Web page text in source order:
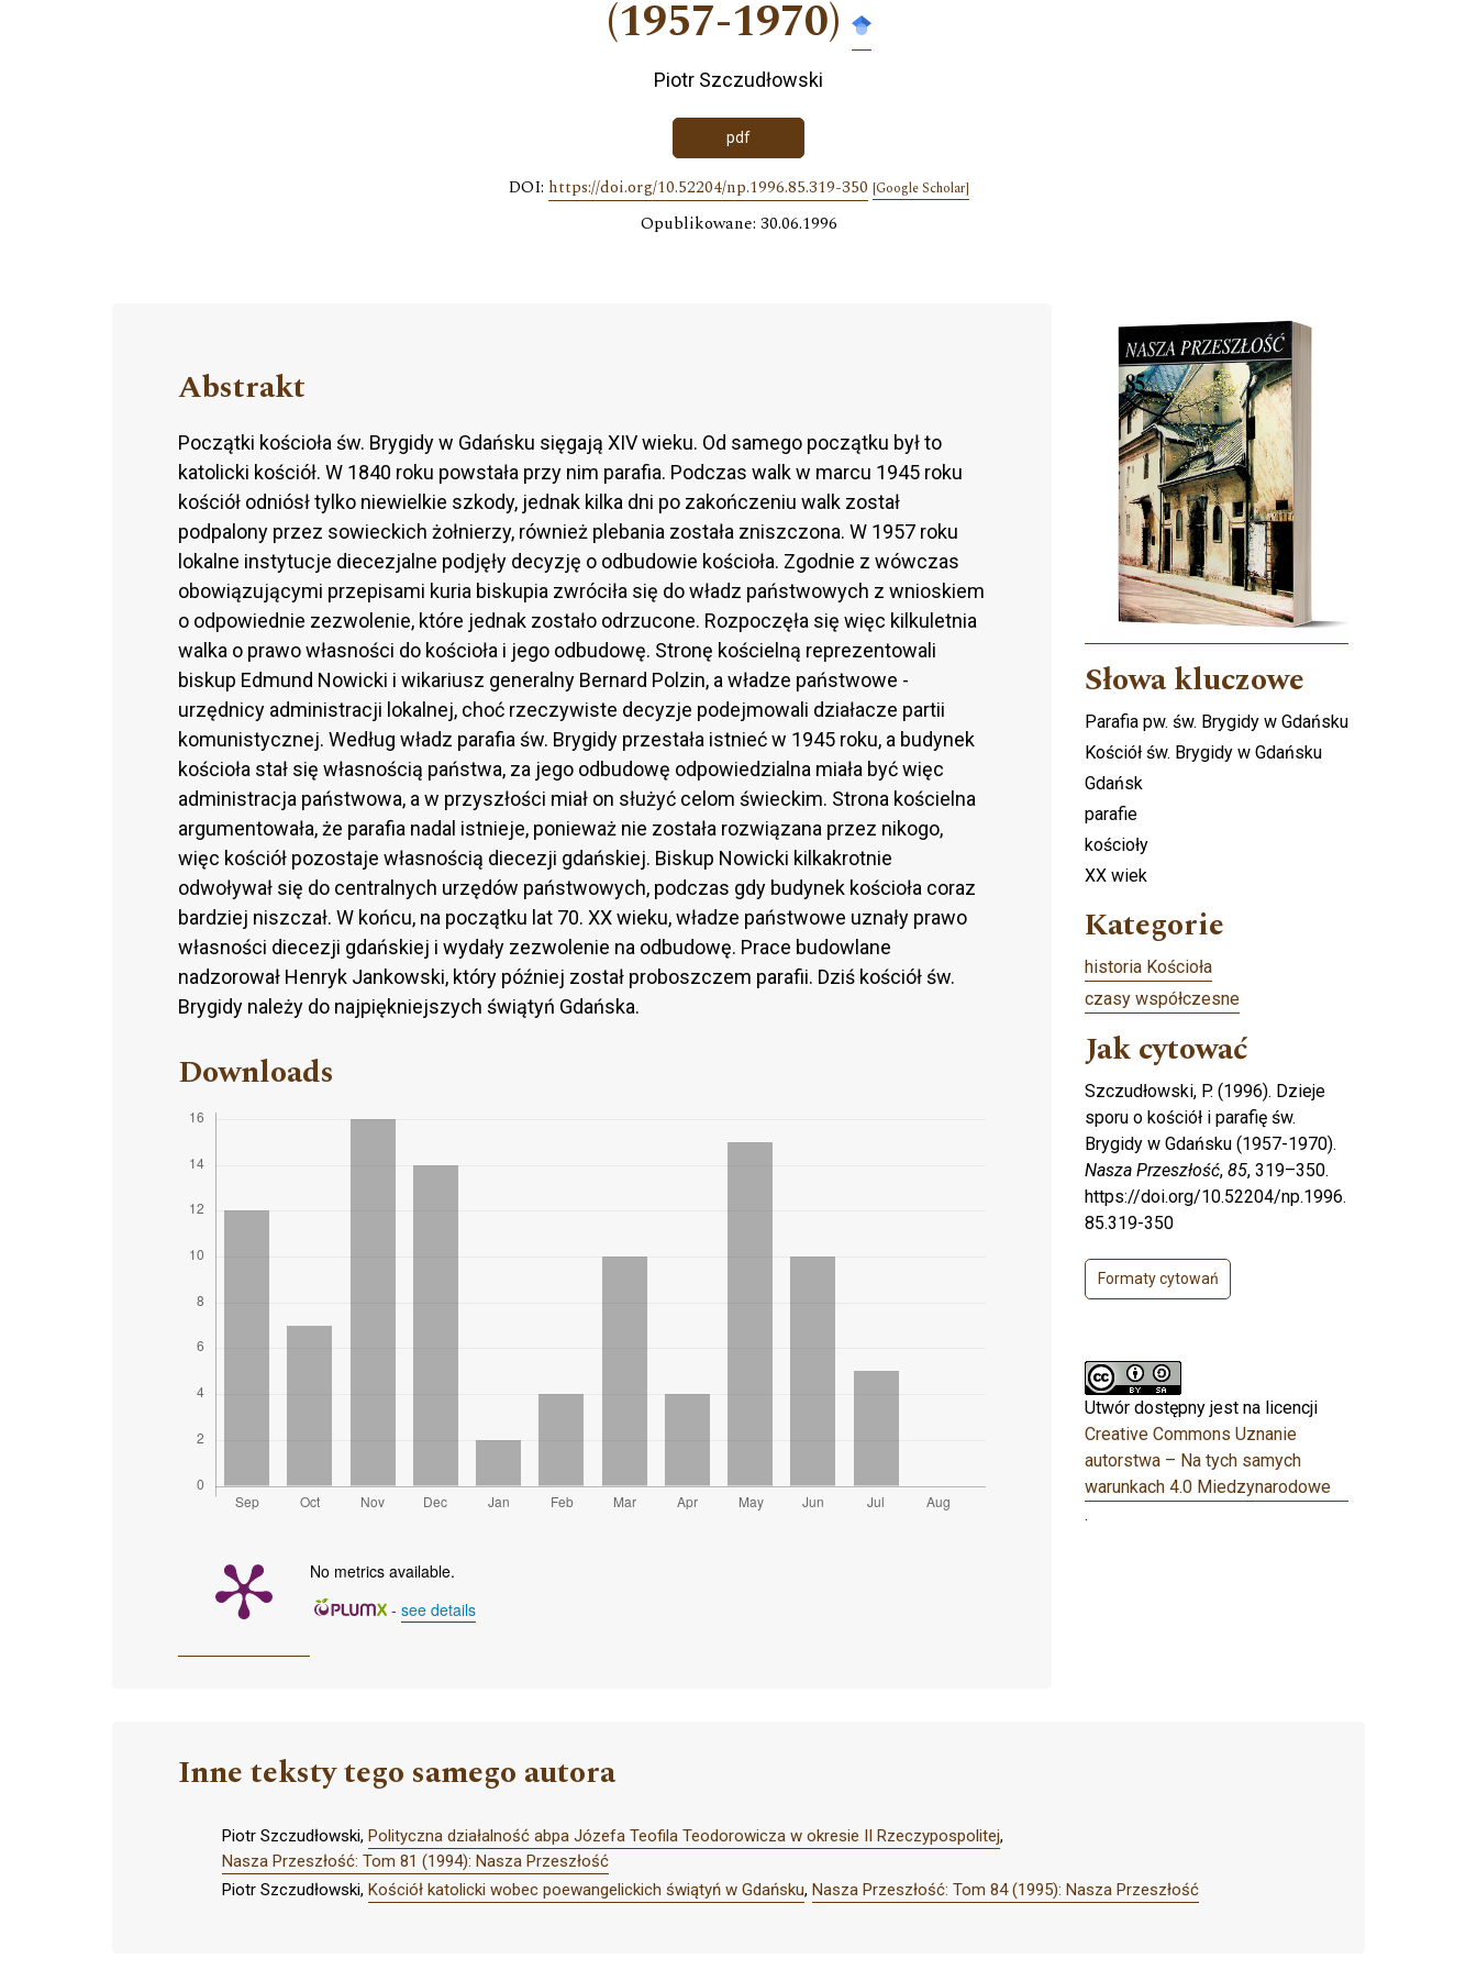
(1957-1970)
Piotr Szczudłowski
pdf
DOI: https://doi.org/10.52204/np.1996.85.319-350 [Google Scholar]
Opublikowane: 30.06.1996
Abstrakt
Początki kościoła św. Brygidy w Gdańsku sięgają XIV wieku. Od samego początku był to
katolicki kościół. W 1840 roku powstała przy nim parafia. Podczas walk w marcu 1945 roku
kościół odniósł tylko niewielkie szkody, jednak kilka dni po zakończeniu walk został
podpalony przez sowieckich żołnierzy, również plebania została zniszczona. W 1957 roku
lokalne instytucje diecezjalne podjęły decyzję o odbudowie kościoła. Zgodnie z wówczas
obowiązującymi przepisami kuria biskupia zwróciła się do władz państwowych z wnioskiem
o odpowiednie zezwolenie, które jednak zostało odrzucone. Rozpoczęła się więc kilkuletnia
walka o prawo własności do kościoła i jego odbudowę. Stronę kościelną reprezentowali
biskup Edmund Nowicki i wikariusz generalny Bernard Polzin, a władze państwowe -
urzędnicy administracji lokalnej, choć rzeczywiste decyzje podejmowali działacze partii
komunistycznej. Według władz parafia św. Brygidy przestała istnieć w 1945 roku, a budynek
kościoła stał się własnością państwa, za jego odbudowę odpowiedzialna miała być więc
administracja państwowa, a w przyszłości miał on służyć celom świeckim. Strona kościelna
argumentowała, że parafia nadal istnieje, ponieważ nie została rozwiązana przez nikogo,
więc kościół pozostaje własnością diecezji gdańskiej. Biskup Nowicki kilkakrotnie
odwoływał się do centralnych urzędów państwowych, podczas gdy budynek kościoła coraz
bardziej niszczał. W końcu, na początku lat 70. XX wieku, władze państwowe uznały prawo
własności diecezji gdańskiej i wydały zezwolenie na odbudowę. Prace budowlane
nadzorował Henryk Jankowski, który później został proboszczem parafii. Dziś kościół św.
Brygidy należy do najpiękniejszych świątyń Gdańska.
Downloads
No metrics available.
- see details
Cover image
Słowa kluczowe
Parafia pw. św. Brygidy w Gdańsku
Kościół św. Brygidy w Gdańsku
Gdańsk
parafie
kościoły
XX wiek
Kategorie
historia Kościoła
czasy współczesne
Jak cytować
Szczudłowski, P. (1996). Dzieje
sporu o kościół i parafię św.
Brygidy w Gdańsku (1957-1970).
Nasza Przeszłość, 85, 319–350.
https://doi.org/10.52204/np.1996.
85.319-350
Formaty cytowań
Utwór dostępny jest na licencji
Creative Commons Uznanie
autorstwa – Na tych samych
warunkach 4.0 Miedzynarodowe
.
Inne teksty tego samego autora
Piotr Szczudłowski, Polityczna działalność abpa Józefa Teofila Teodorowicza w okresie II Rzeczypospolitej,
Nasza Przeszłość: Tom 81 (1994): Nasza Przeszłość
Piotr Szczudłowski, Kościół katolicki wobec poewangelickich świątyń w Gdańsku, Nasza Przeszłość: Tom 84 (1995): Nasza Przeszłość